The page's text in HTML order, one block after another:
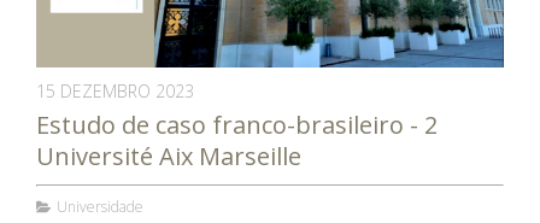
15 DEZEMBRO 2023
Estudo de caso franco-brasileiro - 2
Université Aix Marseille
Universidade